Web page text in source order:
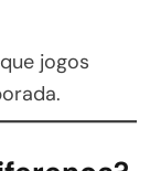
jogos